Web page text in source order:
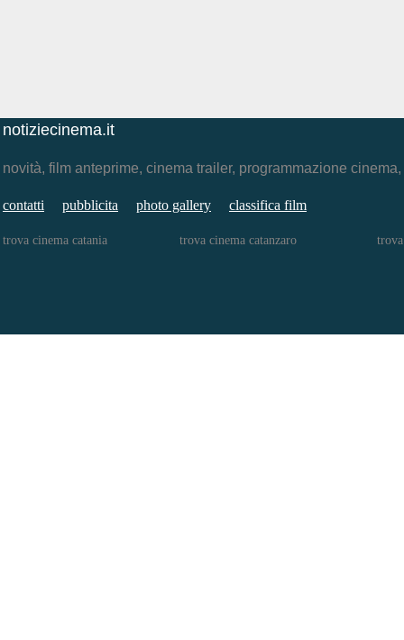
notiziecinema.it
novità, film anteprime, cinema trailer, programmazione
contatti pubblicita photo gallery classifica film
trova cinema catania trova cinema catanzaro